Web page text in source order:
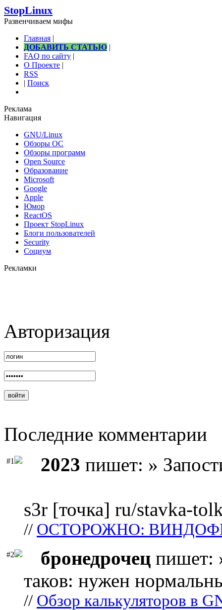
StopLinux
Развенчиваем мифы
Главная |
ДОБАВИТЬ СТАТЬЮ |
FAQ по сайту |
О Проекте |
RSS
| Поиск
Реклама
Навигация
GNU/Linux
Обзоры ОС
Обзоры программ
Open Source
Образование
Microsoft
Google
Apple
Юмор
ReactOS
Проект StopLinux
Блоги пользователей
Security
Социум
Рекламки
Авторизация
Последние комментарии
#1 2023 пишет: »
s3r [точка] ru/stavka-
// ОСТОРОЖНО:
#2 бронедрочец пишет:
таков: нужен
// Обзор калькуляторов в